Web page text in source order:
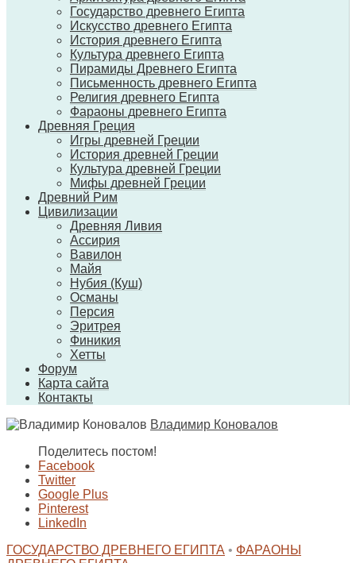
Государство древнего Египта
Искусство древнего Египта
История древнего Египта
Культура древнего Египта
Пирамиды Древнего Египта
Письменность древнего Египта
Религия древнего Египта
Фараоны древнего Египта
Древняя Греция
Игры древней Греции
История древней Греции
Культура древней Греции
Мифы древней Греции
Древний Рим
Цивилизации
Древняя Ливия
Ассирия
Вавилон
Майя
Нубия (Куш)
Османы
Персия
Эритрея
Финикия
Хетты
Форум
Карта сайта
Контакты
Владимир Коновалов
Поделитесь постом!
Facebook
Twitter
Google Plus
Pinterest
LinkedIn
ГОСУДАРСТВО ДРЕВНЕГО ЕГИПТА • ФАРАОНЫ